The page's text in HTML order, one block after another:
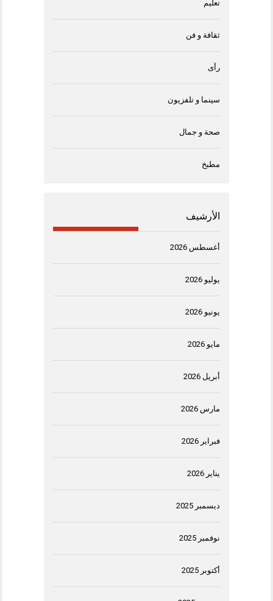
تعليم
ثقافة و فن
رأى
سينما و تلفزيون
صحة و جمال
مطبخ
الأرشيف
أغسطس 2026
يوليو 2026
يونيو 2026
مايو 2026
أبريل 2026
مارس 2026
فبراير 2026
يناير 2026
ديسمبر 2025
نوفمبر 2025
أكتوبر 2025